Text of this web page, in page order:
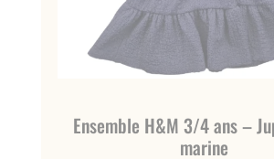
Ensemble H&M 3/4 ans –
marine